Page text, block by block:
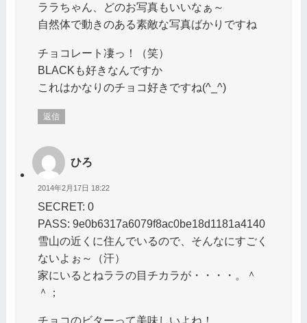
ララちゃん、どのお写真もいいなぁ～
自然体で動きのある素敵な写真ばかりですね
チョコレート凄っ！（笑）
BLACKも好きなんですか
これはかなりのチョコ好きですね(^_^)
返信
ひろ
2014年2月17日 18:22
SECRET: 0
PASS: 9e0b6317a6079f8ac0be18d1181a4140
雪山の近くに住んでいるので、そんなにすごく
ないよぉ～（汗）
家にいるとねララの目チカラが・・・・。＾
＾；
チョコのビターって美味しいよね！